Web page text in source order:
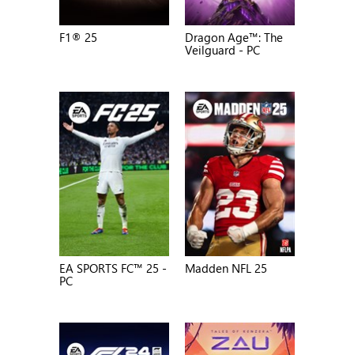
F1® 25
Dragon Age™: The
Veilguard - PC
EA SPORTS FC™ 25 -
PC
Madden NFL 25